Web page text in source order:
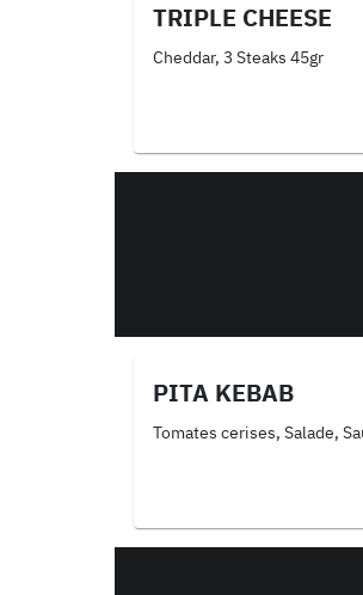
TRIPLE CHEESE
Cheddar, 3 Steaks 45gr
PITA KEBAB
Tomates cerises, Salade,